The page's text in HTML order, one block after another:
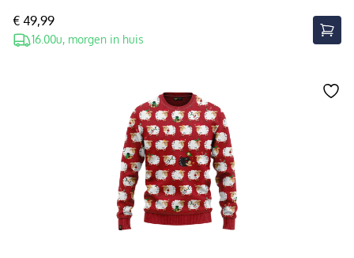
€ 49,99
16.00u, morgen in huis